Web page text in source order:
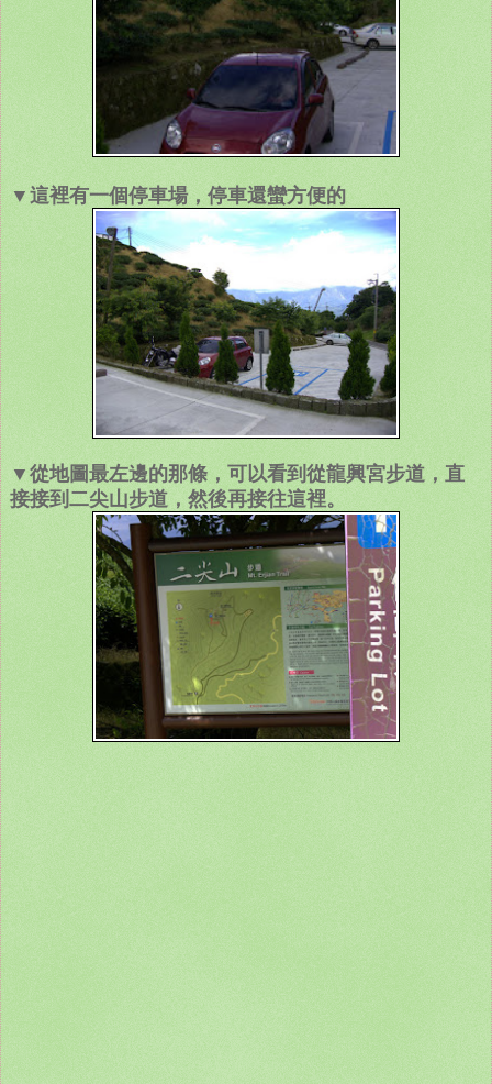
▼這裡有一個停車場，停車還蠻方便的
▼從地圖最左邊的那條，可以看到從龍興宮步道，直
接接到二尖山步道，然後再接往這裡。